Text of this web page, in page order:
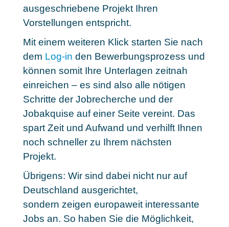
ausgeschriebene Projekt Ihren
Vorstellungen entspricht.
Mit einem weiteren Klick starten Sie nach
dem Log-in den Bewerbungsprozess und
können somit Ihre Unterlagen zeitnah
einreichen – es sind also alle nötigen
Schritte der Jobrecherche und der
Jobakquise auf einer Seite vereint. Das
spart Zeit und Aufwand und verhilft Ihnen
noch schneller zu Ihrem nächsten
Projekt.
Übrigens: Wir sind dabei nicht nur auf
Deutschland ausgerichtet,
sondern zeigen europaweit interessante
Jobs an. So haben Sie die Möglichkeit,